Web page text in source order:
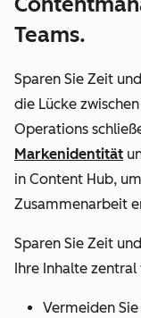
Teams.
Sparen Sie Zeit und
die Lücke
Operations
Markenidentität
in Content Hub,
Zusammenarbeit
Sparen Sie Zeit
Ihre Inhalte
Vermeiden